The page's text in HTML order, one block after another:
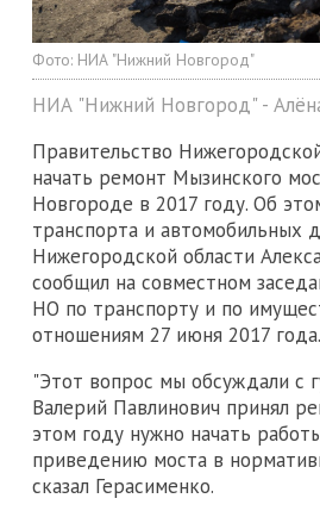
Фото: НИА "Нижний Новгород"
НИА "Нижний Новгород" -
Правительство
начать ремонт Мызинского
Новгороде в 2017 году. Об
транспорта и автомобильных
Нижегородской области
сообщил на совместном
НО по транспорту и по
отношениям 27 июня 2017 года.
"Этот вопрос мы обсуждали с
Валерий Павлинович принял
этом году нужно начать
приведению моста в
сказал Герасименко.